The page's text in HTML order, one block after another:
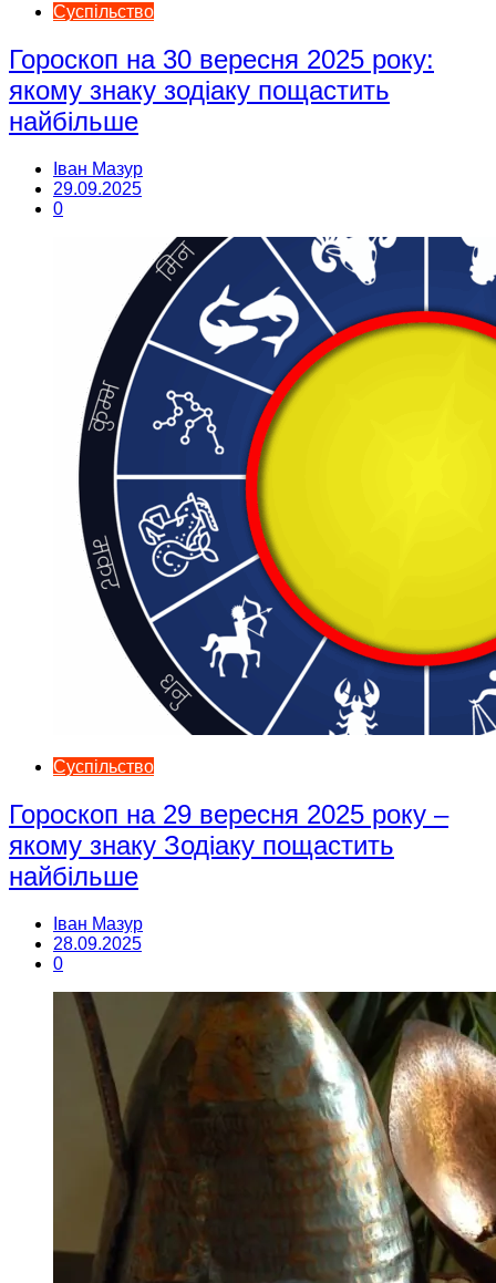
Суспільство
Гороскоп на 30 вересня 2025 року:
якому знаку зодіаку пощастить
найбільше
Іван Мазур
29.09.2025
0
Суспільство
Гороскоп на 29 вересня 2025 року –
якому знаку Зодіаку пощастить
найбільше
Іван Мазур
28.09.2025
0